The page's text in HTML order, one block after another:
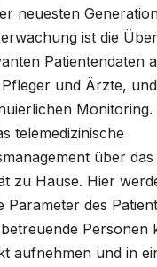
neuesten
ist die
Patientendaten
und Ärzte,
Monitoring.
telemedizinische
über das
zu Hause. Hier
Parameter des
Personen
aufnehmen und in